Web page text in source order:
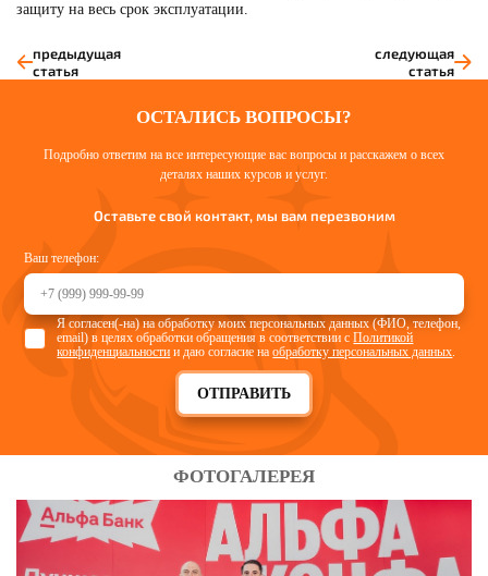
защиту на весь срок эксплуатации.
предыдущая
статья
следующая
статья
ОСТАЛИСЬ ВОПРОСЫ?
Подробно ответим на все интересующие вас вопросы и расскажем о всех
деталях наших курсов и услуг.
Оставьте свой контакт, мы вам перезвоним
Ваш телефон:
ОТПРАВИТЬ
Я согласен(-на) на обработку моих персональных данных (ФИО, телефон,
email) в целях обработки обращения в соответствии сПолитикой
конфиденциальности и даю согласие наобработку персональных данных.
ФОТОГАЛЕРЕЯ